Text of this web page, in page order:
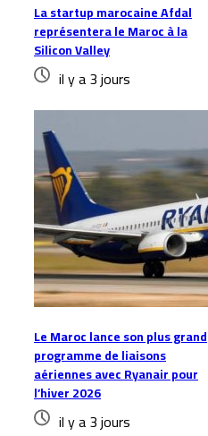
La startup marocaine Afdal
représentera le Maroc à la
Silicon Valley
il y a 3 jours
Le Maroc lance son plus grand
programme de liaisons
aériennes avec Ryanair pour
l’hiver 2026
il y a 3 jours